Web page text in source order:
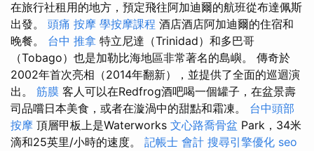
在旅行社租用的地方，預定飛往阿加迪爾的航班從布達佩斯
出發。 頭痛 按摩 學按摩課程 酒店酒店阿加迪爾的住宿和
晚餐。 台中 推拿 特立尼達（Trinidad）和多巴哥
（Tobago）也是加勒比海地區非常著名的島嶼。 傳奇於
2002年首次亮相（2014年翻新），並提供了全面的巡迴演
出。 筋膜 客人可以在Redfrog酒吧喝一個罐子，在盆景壽
司品嚐日本美食，或者在漩渦中的甜點和霜凍。 台中頭部
按摩 頂層甲板上是Waterworks 文心路喬骨盆 Park，34米
滴和25英里/小時的速度。 記帳士 會計 搜尋引擎優化 seo